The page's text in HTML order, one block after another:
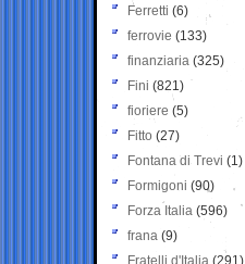
Ferretti (6)
ferrovie (133)
finanziaria (325)
Fini (821)
fioriere (5)
Fitto (27)
Fontana di Trevi (1)
Formigoni (90)
Forza Italia (596)
frana (9)
Fratelli d'Italia (291)